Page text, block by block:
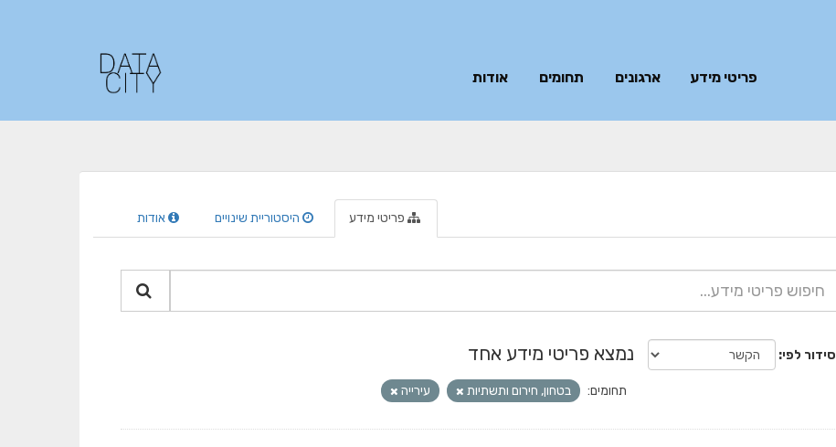
פריטי מידע ארגונים תחומים אודות
פריטי מידע היסטוריית שינויים אודות
סידור לפי נמצא פריטי מידע אחד
תחומים: בטחון, חירום ותשתיות עירייה